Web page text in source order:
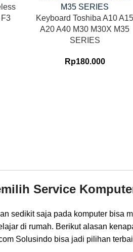
Keyboard Toshiba A10 A15
A20 A40 M30 M30X M35
SERIES
Rp180.000
Service
sedikit saja pada komputer bisa
di rumah. Berikut alasan
Solusindo bisa jadi pilihan